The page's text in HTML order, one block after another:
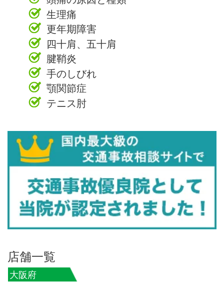
生理痛
更年期障害
四十肩、五十肩
腱鞘炎
手のしびれ
顎関節症
テニス肘
店舗一覧
大阪府